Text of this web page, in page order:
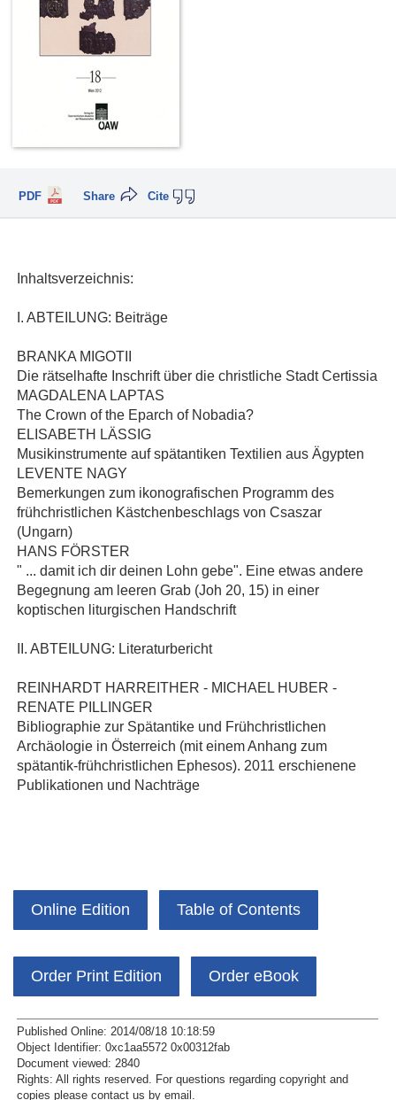
PDF Cite
Share
Inhaltsverzeichnis:
I. ABTEILUNG: Beiträge
BRANKA MIGOTII
Die rätselhafte Inschrift über die christliche Stadt Certissia
MAGDALENA LAPTAS
The Crown of the Eparch of Nobadia?
ELISABETH LÄSSIG
Musikinstrumente auf spätantiken Textilien aus Ägypten
LEVENTE NAGY
Bemerkungen zum ikonografischen Programm des
frühchristlichen Kästchenbeschlags von Csaszar
(Ungarn)
HANS FÖRSTER
" ... damit ich dir deinen Lohn gebe". Eine etwas andere
Begegnung am leeren Grab (Joh 20, 15) in einer
koptischen liturgischen Handschrift
II. ABTEILUNG: Literaturbericht
REINHARDT HARREITHER - MICHAEL HUBER -
RENATE PILLINGER
Bibliographie zur Spätantike und Frühchristlichen
Archäologie in Österreich (mit einem Anhang zum
spätantik-frühchristlichen Ephesos). 2011 erschienene
Publikationen und Nachträge
Online Edition Table of Contents
Order Print Edition Order eBook
Published Online: 2014/08/18 10:18:59
Object Identifier: 0xc1aa5572 0x00312fab
Document viewed: 2840
Rights: All rights reserved.
For questions regarding copyright and
copies please contact us by email